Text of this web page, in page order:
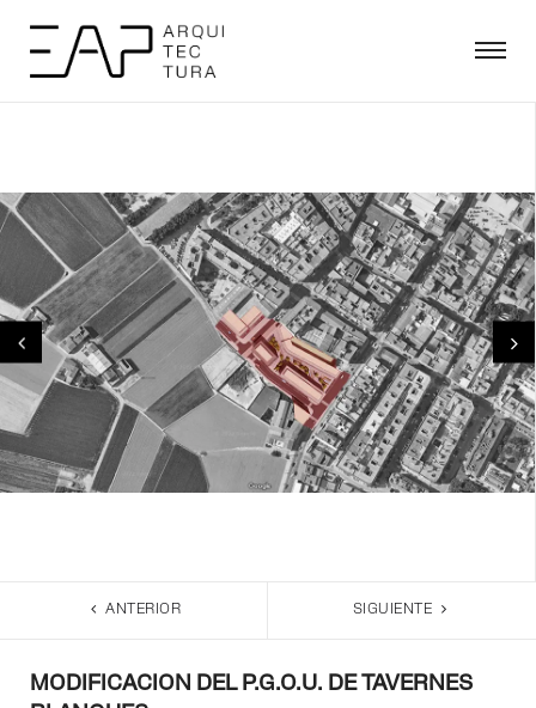
ANTERIOR SIGUIENTE
MODIFICACION DEL P.G.O.U. DE TAVERNES